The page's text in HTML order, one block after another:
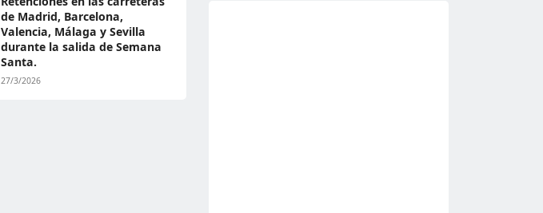
de Madrid, Barcelona,
Valencia, Málaga y Sevilla
durante la salida de Semana
Santa.
27/3/2026